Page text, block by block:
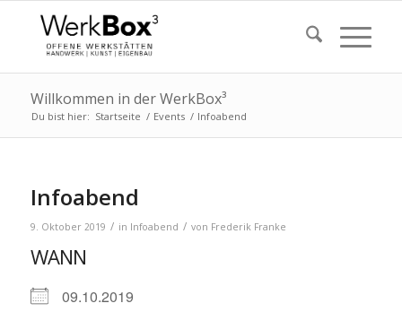
Willkommen in der WerkBox³
Du bist hier: Startseite / Events / Infoabend
Infoabend
9. Oktober 2019 / in Infoabend / von Frederik Franke
WANN
09.10.2019